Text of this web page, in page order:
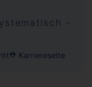
-
Karriereseite